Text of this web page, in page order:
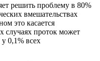
решить проблему в 80%
вмешательствах
это касается
случаях проток может
0,1% всех